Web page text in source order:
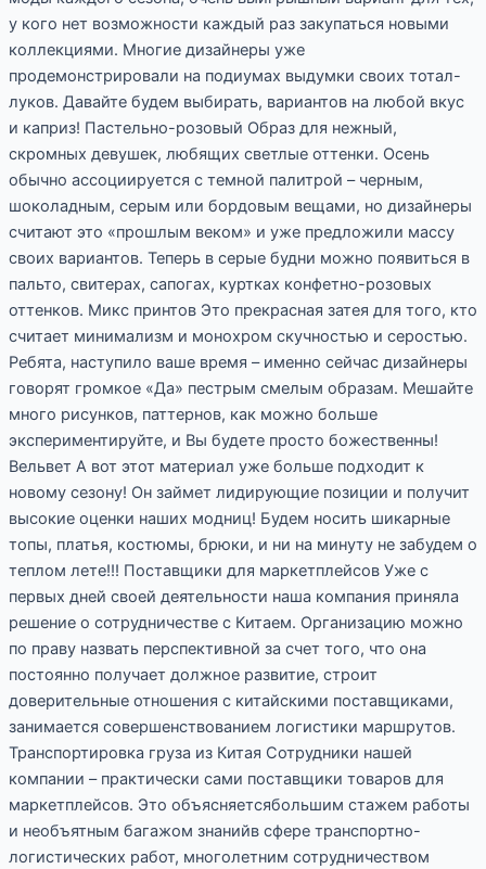
у кого нет возможности каждый раз закупаться новыми
коллекциями. Многие дизайнеры уже
продемонстрировали на подиумах выдумки своих тотал-
луков. Давайте будем выбирать, вариантов на любой вкус
и каприз! Пастельно-розовый Образ для нежный,
скромных девушек, любящих светлые оттенки. Осень
обычно ассоциируется с темной палитрой – черным,
шоколадным, серым или бордовым вещами, но дизайнеры
считают это «прошлым веком» и уже предложили массу
своих вариантов. Теперь в серые будни можно появиться в
пальто, свитерах, сапогах, куртках конфетно-розовых
оттенков. Микс принтов Это прекрасная затея для того, кто
считает минимализм и монохром скучностью и серостью.
Ребята, наступило ваше время – именно сейчас дизайнеры
говорят громкое «Да» пестрым смелым образам. Мешайте
много рисунков, паттернов, как можно больше
экспериментируйте, и Вы будете просто божественны!
Вельвет А вот этот материал уже больше подходит к
новому сезону! Он займет лидирующие позиции и получит
высокие оценки наших модниц! Будем носить шикарные
топы, платья, костюмы, брюки, и ни на минуту не забудем о
теплом лете!!! Поставщики для маркетплейсов Уже с
первых дней своей деятельности наша компания приняла
решение о сотрудничестве с Китаем. Организацию можно
по праву назвать перспективной за счет того, что она
постоянно получает должное развитие, строит
доверительные отношения с китайскими поставщиками,
занимается совершенствованием логистики маршрутов.
Транспортировка груза из Китая Сотрудники нашей
компании – практически сами поставщики товаров для
маркетплейсов. Это объясняетсябольшим стажем работы
и необъятным багажом знанийв сфере транспортно-
логистических работ, многолетним сотрудничеством